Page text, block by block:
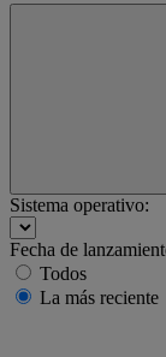
Sistema operativo:
Fecha de
Todos
La más reciente